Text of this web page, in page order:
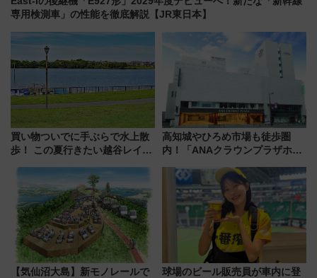
専用検測車」の性能を徹底解説【JR東日本】
買い物ついでに手ぶらで水上散
歩！ この夏行きたい越谷レイク
ア「LAKESIDE PARK」（埼玉
県越谷市）
高知城やひろめ市場も徒歩圏
内！「ANAクラウンプラザホテ
【気仙沼大島】新モノレールで
球場のビール販売員が車内に登